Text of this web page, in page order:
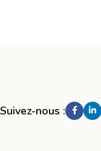
Suivez-nous :